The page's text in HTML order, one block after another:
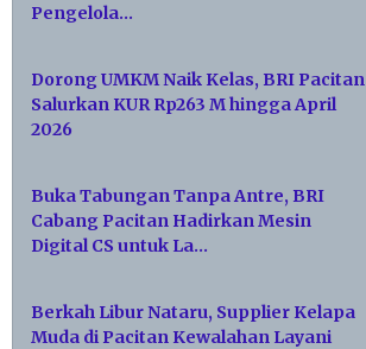
Pengelola…
Dorong UMKM Naik Kelas, BRI Pacitan
Salurkan KUR Rp263 M hingga April
2026
Buka Tabungan Tanpa Antre, BRI
Cabang Pacitan Hadirkan Mesin
Digital CS untuk La…
Berkah Libur Nataru, Supplier Kelapa
Muda di Pacitan Kewalahan Layani